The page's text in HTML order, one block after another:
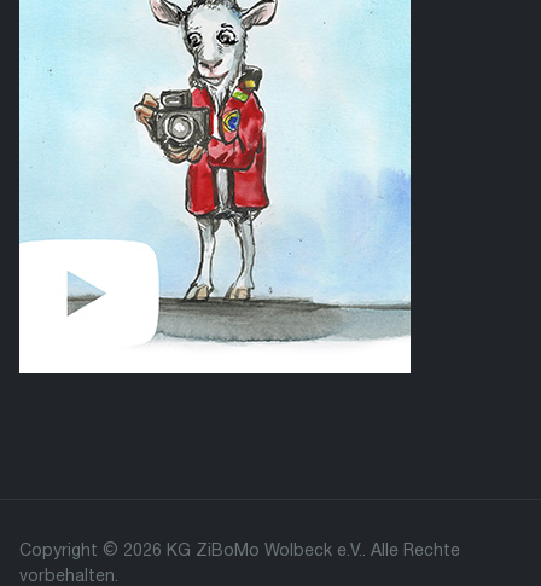
Copyright © 2026 KG ZiBoMo Wolbeck e.V.. Alle Rechte
vorbehalten.